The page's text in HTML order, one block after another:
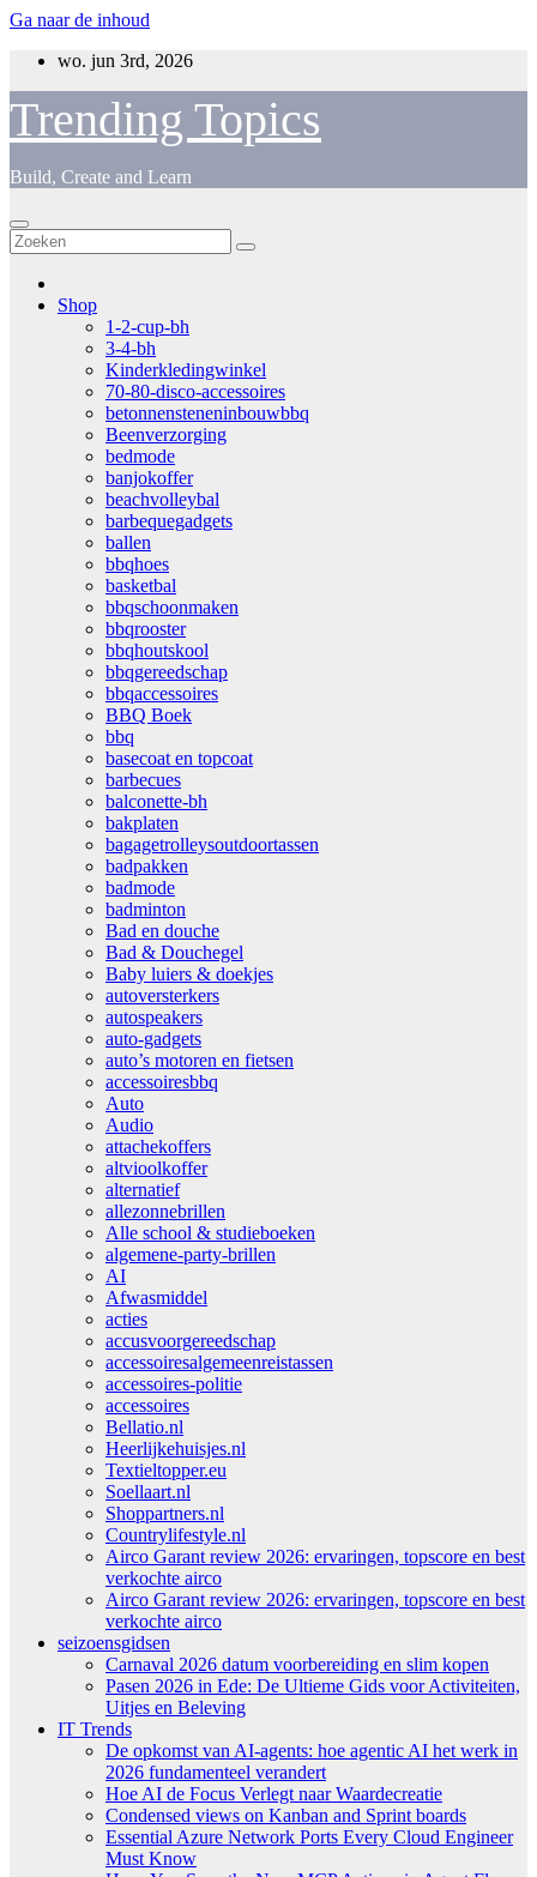
Ga naar de inhoud
wo. jun 3rd, 2026
Trending Topics
Build, Create and Learn
Shop
1-2-cup-bh
3-4-bh
Kinderkledingwinkel
70-80-disco-accessoires
betonnensteneninbouwbbq
Beenverzorging
bedmode
banjokoffer
beachvolleybal
barbequegadgets
ballen
bbqhoes
basketbal
bbqschoonmaken
bbqrooster
bbqhoutskool
bbqgereedschap
bbqaccessoires
BBQ Boek
bbq
basecoat en topcoat
barbecues
balconette-bh
bakplaten
bagagetrolleysoutdoortassen
badpakken
badmode
badminton
Bad en douche
Bad & Douchegel
Baby luiers & doekjes
autoversterkers
autospeakers
auto-gadgets
auto’s motoren en fietsen
accessoiresbbq
Auto
Audio
attachekoffers
altvioolkoffer
alternatief
allezonnebrillen
Alle school & studieboeken
algemene-party-brillen
AI
Afwasmiddel
acties
accusvoorgereedschap
accessoiresalgemeenreistassen
accessoires-politie
accessoires
Bellatio.nl
Heerlijkehuisjes.nl
Textieltopper.eu
Soellaart.nl
Shoppartners.nl
Countrylifestyle.nl
Airco Garant review 2026: ervaringen, topscore en best
verkochte airco
Airco Garant review 2026: ervaringen, topscore en best
verkochte airco
seizoensgidsen
Carnaval 2026 datum voorbereiding en slim kopen
Pasen 2026 in Ede: De Ultieme Gids voor Activiteiten,
Uitjes en Beleving
IT Trends
De opkomst van AI-agents: hoe agentic AI het werk in
2026 fundamenteel verandert
Hoe AI de Focus Verlegt naar Waardecreatie
Condensed views on Kanban and Sprint boards
Essential Azure Network Ports Every Cloud Engineer
Must Know